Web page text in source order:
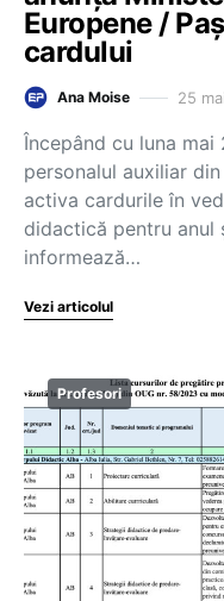
Europene /
cardului
Ana Moise 25
Începând cu luna
personalul auxiliar
activa cardurile în
didactică pentru anul
informează…
Vezi articolul
Profesori